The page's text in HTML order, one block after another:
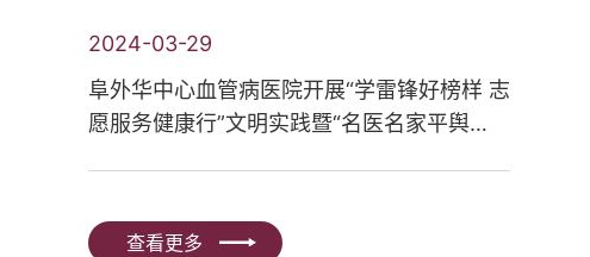
2024-03-29
阜外华中心血管病医院开展“学雷锋好榜样 志
愿服务健康行”文明实践暨“名医名家平舆
查看更多